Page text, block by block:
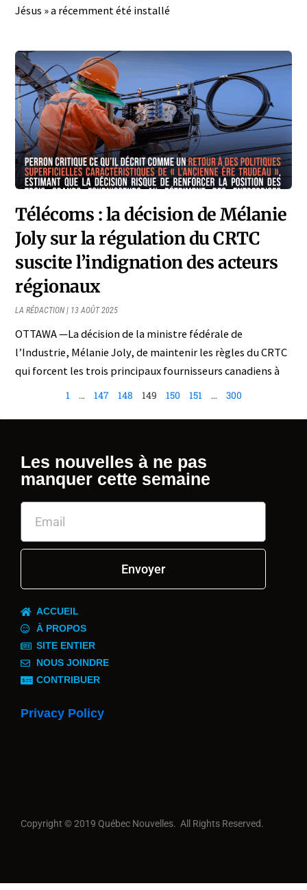
Jésus » a récemment été installé
Télécoms : la décision de Mélanie
Joly sur la régulation du CRTC
suscite l’indignation des acteurs
régionaux
LA RÉDACTION 13 AOÛT 2025
OTTAWA —La décision de la ministre fédérale de
l’Industrie, Mélanie Joly, de maintenir les règles du CRTC
qui forcent les trois principaux fournisseurs canadiens à
1 … 147 148 149 150 151 … 300
Les nouvelles à ne pas
manquer cette semaine
Envoyer
ACCUEIL
À PROPOS
SITE ENTIER
NOUS JOINDRE
CONTRIBUER
Privacy Policy
Copyright © 2019 Québec Nouvelles. All Rights Reserved.